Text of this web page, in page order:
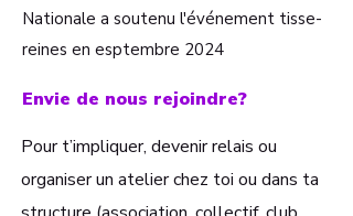
Nationale a soutenu l'événement tisse-
reines en esptembre 2024
Envie de nous rejoindre?
Pour t’impliquer, devenir relais ou
organiser un atelier chez toi ou dans ta